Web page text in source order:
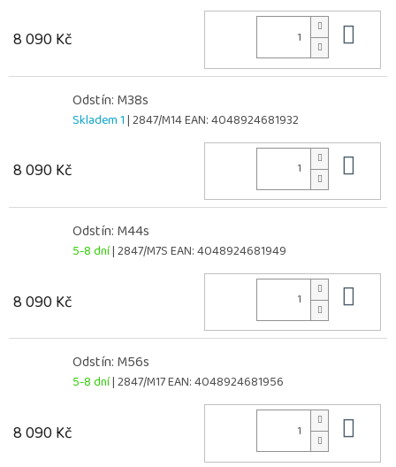
8 090 Kč
Odstín: M38s
Skladem 1| 2847/M14EAN:4048924681932
8 090 Kč
Odstín: M44s
5-8 dní| 2847/M7SEAN:4048924681949
8 090 Kč
Odstín: M56s
5-8 dní| 2847/M17EAN:4048924681956
8 090 Kč